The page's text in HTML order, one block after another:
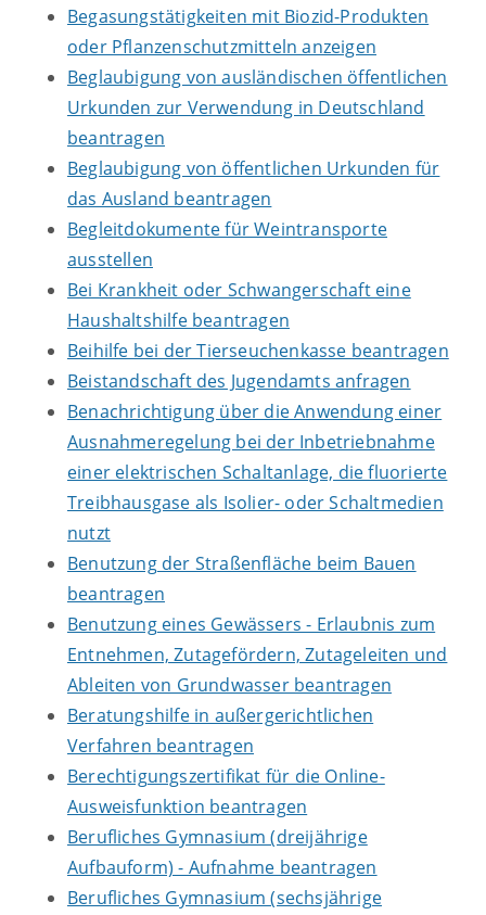
Begasungstätigkeiten mit Biozid-Produkten
oder Pflanzenschutzmitteln anzeigen
Beglaubigung von ausländischen öffentlichen
Urkunden zur Verwendung in Deutschland
beantragen
Beglaubigung von öffentlichen Urkunden für
das Ausland beantragen
Begleitdokumente für Weintransporte
ausstellen
Bei Krankheit oder Schwangerschaft eine
Haushaltshilfe beantragen
Beihilfe bei der Tierseuchenkasse beantragen
Beistandschaft des Jugendamts anfragen
Benachrichtigung über die Anwendung einer
Ausnahmeregelung bei der Inbetriebnahme
einer elektrischen Schaltanlage, die fluorierte
Treibhausgase als Isolier- oder Schaltmedien
nutzt
Benutzung der Straßenfläche beim Bauen
beantragen
Benutzung eines Gewässers - Erlaubnis zum
Entnehmen, Zutagefördern, Zutageleiten und
Ableiten von Grundwasser beantragen
Beratungshilfe in außergerichtlichen
Verfahren beantragen
Berechtigungszertifikat für die Online-
Ausweisfunktion beantragen
Berufliches Gymnasium (dreijährige
Aufbauform) - Aufnahme beantragen
Berufliches Gymnasium (sechsjährige